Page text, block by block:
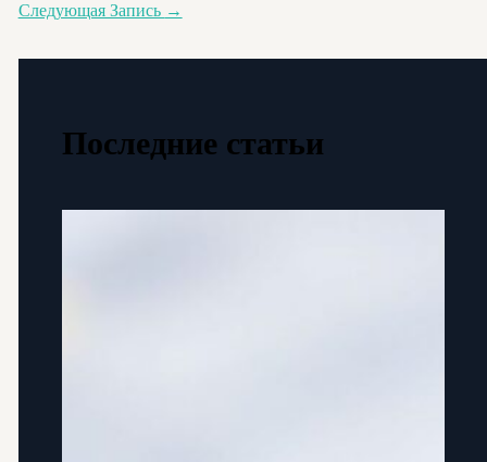
Следующая Запись →
Последние статьи